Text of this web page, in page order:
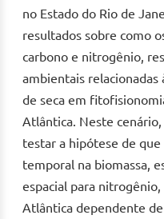
no Estado do Rio de
resultados sobre como
carbono e nitrogênio,
ambientais
de seca em
Atlântica. Neste
testar a hipótese de que
temporal na biomassa,
espacial para
Atlântica dependente